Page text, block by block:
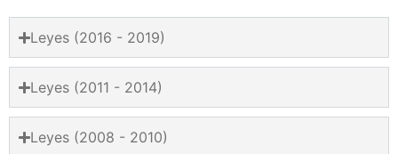
Leyes (2016 - 2019)
Leyes (2011 - 2014)
Leyes (2008 - 2010)